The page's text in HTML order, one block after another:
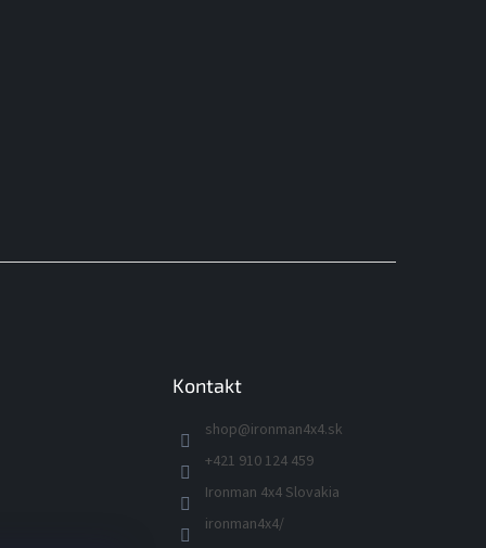
Kontakt
shop@ironman4x4.sk
+421 910 124 459
Ironman 4x4 Slovakia
ironman4x4/